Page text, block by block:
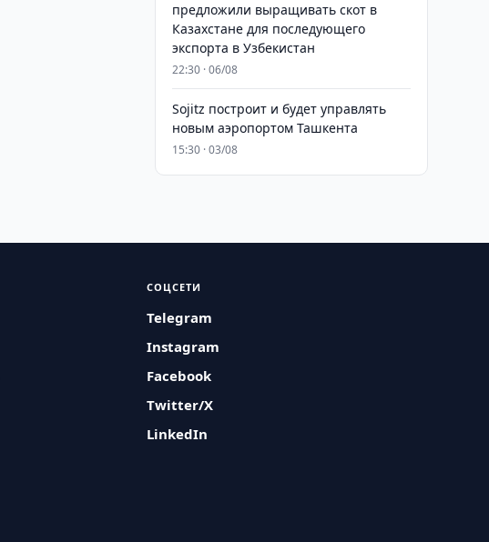
предложили выращивать скот в
Казахстане для последующего
экспорта в Узбекистан
22:30 · 06/08
Sojitz построит и будет управлять
новым аэропортом Ташкента
15:30 · 03/08
СОЦСЕТИ
Telegram
Instagram
Facebook
Twitter/X
LinkedIn